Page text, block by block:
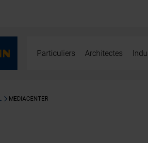
Particuliers Architectes
MEDIACENTER